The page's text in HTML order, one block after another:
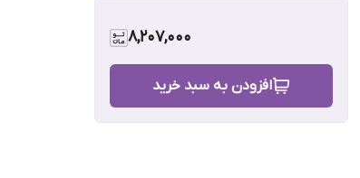
8,207,000
افزودن به سبد خرید